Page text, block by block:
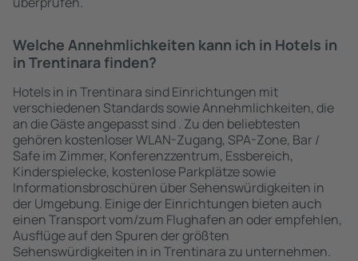
Welche Annehmlichkeiten kann ich in Hotels in
in Trentinara finden?
Hotels in in Trentinara sind Einrichtungen mit
verschiedenen Standards sowie Annehmlichkeiten, die
an die Gäste angepasst sind . Zu den beliebtesten
gehören kostenloser WLAN-Zugang, SPA-Zone, Bar /
Safe im Zimmer, Konferenzzentrum, Essbereich,
Kinderspielecke, kostenlose Parkplätze sowie
Informationsbroschüren über Sehenswürdigkeiten in
der Umgebung. Einige der Einrichtungen bieten auch
einen Transport vom/zum Flughafen an oder empfehlen,
Ausflüge auf den Spuren der größten
Sehenswürdigkeiten in in Trentinara zu unternehmen.